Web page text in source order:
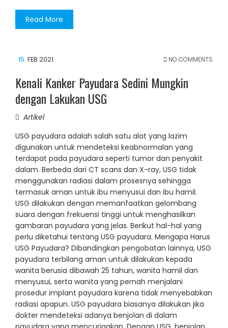
Read More
15 FEB 2021 NO COMMENTS
Kenali Kanker Payudara Sedini Mungkin
dengan Lakukan USG
Artikel
USG payudara adalah salah satu alat yang lazim
digunakan untuk mendeteksi keabnormalan yang
terdapat pada payudara seperti tumor dan penyakit
dalam. Berbeda dari CT scans dan X-ray, USG tidak
menggunakan radiasi dalam prosesnya sehingga
termasuk aman untuk ibu menyusui dan ibu hamil.
USG dilakukan dengan memanfaatkan gelombang
suara dengan frekuensi tinggi untuk menghasilkan
gambaran payudara yang jelas. Berikut hal-hal yang
perlu diketahui tentang USG payudara. Mengapa Harus
USG Payudara? Dibandingkan pengobatan lainnya, USG
payudara terbilang aman untuk dilakukan kepada
wanita berusia dibawah 25 tahun, wanita hamil dan
menyusui, serta wanita yang pernah menjalani
prosedur implant payudara karena tidak menyebabkan
radiasi apapun. USG payudara biasanya dilakukan jika
dokter mendeteksi adanya benjolan di dalam